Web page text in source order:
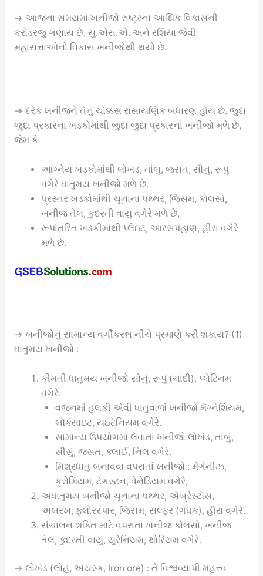
→ આજના સમયમાં ખનીજો રાષ્ટ્રના આર્થિક વિકાસની
કરોડરજુ ગણાય છે. યુ.એસ.એ. અને રશિયા જેવી
મહાસત્તાઓનો વિકાસ ખનીજોથી થયો છે.
→ દરેક ખનીજને તેનું ચોક્કસ રાસાયણિક બંધારણ હોય છે. જુદા
જુદા પ્રકારના ખડકોમાંથી જુદા જુદા પ્રકારનાં ખનીજો મળે છે,
જેમ કે
આગ્નેય ખડકોમાંથી લોખંડ, તાંબુ, જસત, સૌનું, રૂપું
વગેરે ધાતુમય ખનીજો મળે છે.
પ્રસ્તર ખડકોમાંથી ચૂનાના પથ્થર, જિસમ, કોલસો,
ખનીજ તેલ, કુદરતી વાયુ વગેરે મળે છે,
રૂપાંતરિત ખડકીમાંથી પ્લેઇટ, આરસપહાણ, હીરા વગેરે
મળે છે.
→ ખનીજોનું સામાન્ય વર્ગીકરન્ન નીચે પ્રમાણે કરી શકાય? (1)
ધાતુમય ખનીજો :
કીમતી ધાતુમય ખનીજો સોનું, રૂપું (ચાંદી), પ્લેટિનમ
વગેરે.
વજનમાં હલકી એવી ધાતુવાળાં ખનીજો મૅગ્નેશિયમ,
બૉક્સાઇટ, યઇટેનિયમ વગેરે.
સામાન્ય ઉપયોગમાં લેવાતાં ખનીજો લોખંડ, તાંબું,
સીસું, જસત, ક્લાઈ, નિલ વગેરે.
મિશ્રધાતુ બનાવવા વપરાતાં ખનીજો : મેંગેનીઝ,
ક્રોમિયમ, ટંગસ્ટન, વેનેડિયમ વગેરે,
અધાતુમય બનીજો ચૂનાના પથ્થર, ઍબ્રેસ્ટૉસ,
અબરખ, ફ્લોરસ્પાર, જિસમ, સલ્ફર (ગંધક), હીરા વગેરે.
સંચાલન શક્તિ માટે વપરાતાં ખનીજ કોલસો, ખનીજ
તેલ, કુદરતી વાયુ, યુરેનિયમ, થોરિયમ વગેરે.
→ લોખંડ (લોહ, અયસ્ક, Iron ore) : તે વિશ્વવ્યાપી મહત્ત્વ